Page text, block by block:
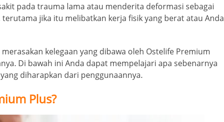
pada trauma lama atau menderita deformasi sebagai
jika itu melibatkan kerja fisik yang berat atau Anda
kelegaan yang dibawa oleh Ostelife Premium
Di bawah ini Anda dapat mempelajari apa sebenarnya
diharapkan dari penggunaannya.
Plus?